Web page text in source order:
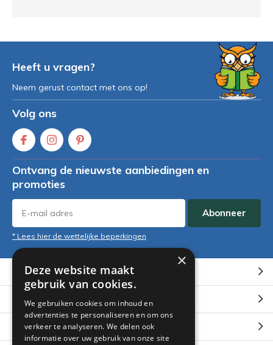
Heeft u vragen?
Neem gerust contact met ons op!
Volg ons
Ontvang de nieuwste aanbiedingen en
promoties
Abonneer
* Lees hier de wettelijke beperkingen
Klantenservice
Mijn account
Categorieën
×
Deze website maakt
gebruik van cookies.
We gebruiken cookies om inhoud en
advertenties te personaliseren en om ons
verkeer te analyseren. We delen ook
informatie over uw gebruik van onze site